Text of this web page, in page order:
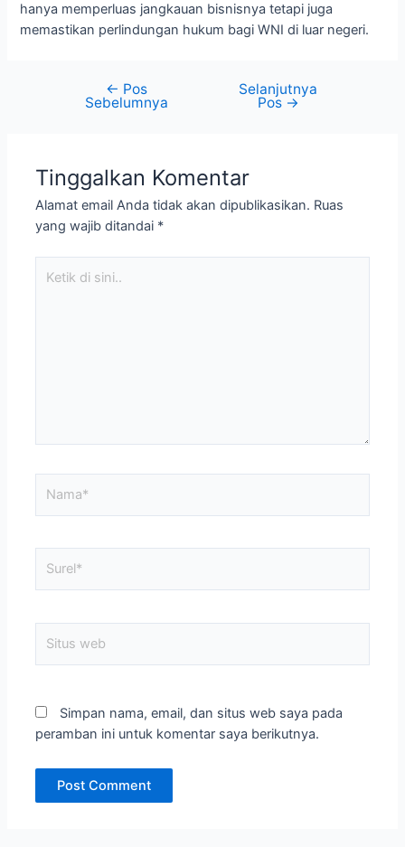
hanya memperluas jangkauan bisnisnya tetapi juga
memastikan perlindungan hukum bagi WNI di luar negeri.
← Pos
Sebelumnya
Selanjutnya
Pos →
Tinggalkan Komentar
Alamat email Anda tidak akan dipublikasikan. Ruas
yang wajib ditandai *
Simpan nama, email, dan situs web saya pada
peramban ini untuk komentar saya berikutnya.